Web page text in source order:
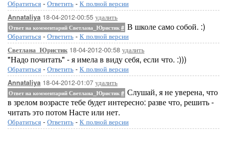
Обратиться - Ответить - К полной версии
Annataliya 18-04-2012-00:55 удалить
Ответ на комментарий Светлана_Юристик # В школе само собой. :)
Обратиться - Ответить - К полной версии
Светлана_Юристик18-04-2012-00:58 удалить
"Надо почитать" - я имела в виду себя, если что. :)))
Обратиться - Ответить - К полной версии
Annataliya 18-04-2012-01:07 удалить
Ответ на комментарий Светлана_Юристик # Слушай, я не уверена, что
в зрелом возрасте тебе будет интересно: разве что, решить -
читать это потом Насте или нет.
Обратиться - Ответить - К полной версии